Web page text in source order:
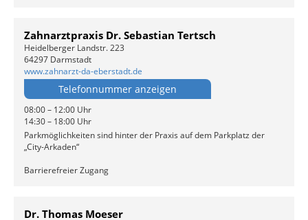
Zahnarztpraxis Dr. Sebastian Tertsch
Heidelberger Landstr. 223
64297 Darmstadt
www.zahnarzt-da-eberstadt.de
Telefonnummer anzeigen
08:00 – 12:00 Uhr
14:30 – 18:00 Uhr
Parkmöglichkeiten sind hinter der Praxis auf dem Parkplatz der
„City-Arkaden“
Barrierefreier Zugang
Dr. Thomas Moeser